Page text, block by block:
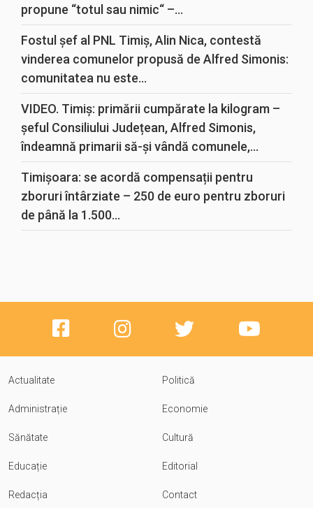
propune “totul sau nimic“ –...
Fostul șef al PNL Timiș, Alin Nica, contestă
vinderea comunelor propusă de Alfred Simonis:
comunitatea nu este...
VIDEO. Timiș: primării cumpărate la kilogram –
șeful Consiliului Județean, Alfred Simonis,
îndeamnă primarii să-și vândă comunele,...
Timișoara: se acordă compensații pentru
zboruri întârziate – 250 de euro pentru zboruri
de până la 1.500...
Actualitate Politică
Administrație Economie
Sănătate Cultură
Educație Editorial
Redacția Contact